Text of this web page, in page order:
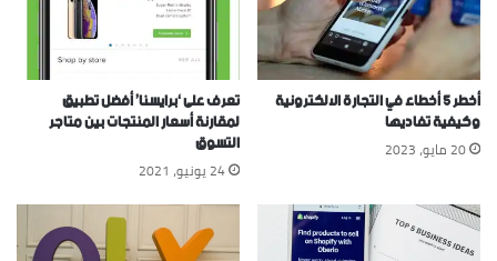
أخطر 5 أخطاء في التجارة الالكترونية
وكيفية تفاديها
20 مايو، 2023
تعرف على ‘برايسنا’ أفضل تطبيق
لمقارنة أسعار المنتجات بين متاجر
التسوق
24 يونيو، 2021